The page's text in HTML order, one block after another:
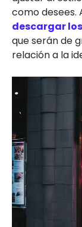
como desees.
descargar
que serán de
relación a la